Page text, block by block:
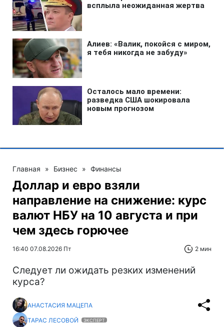
Главная » Бизнес » Финансы
Доллар и евро взяли
направление на снижение: курс
валют НБУ на 10 августа и при
чем здесь горючее
16:40 07.08.2026 Пт 2 мин
Следует ли ожидать резких изменений
курса?
АНАСТАСИЯ МАЦЕПА
ТАРАС ЛЕСОВОЙ
ЭКСПЕРТ